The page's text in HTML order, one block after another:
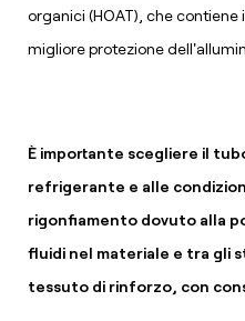
organici (HOAT), che contiene
migliore protezione
È importante scegliere il
refrigerante e alle
rigonfiamento dovuto alla
fluidi nel materiale e tra gli
tessuto di rinforzo, con